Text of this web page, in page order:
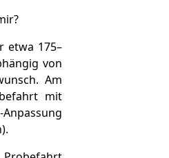
etwa 175–
von
Am
mit